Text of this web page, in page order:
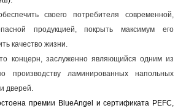
своего потребителя современной,
продукцией, покрыть максимум его
качество жизни.
концерн, заслуженно являющийся одним из
производству ламинированных напольных
дверей.
премии BlueAngel и сертификата PEFC,